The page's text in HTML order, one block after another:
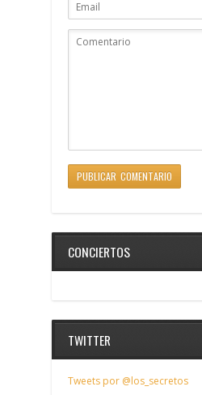
CONCIERTOS
TWITTER
Tweets por @los_secretos